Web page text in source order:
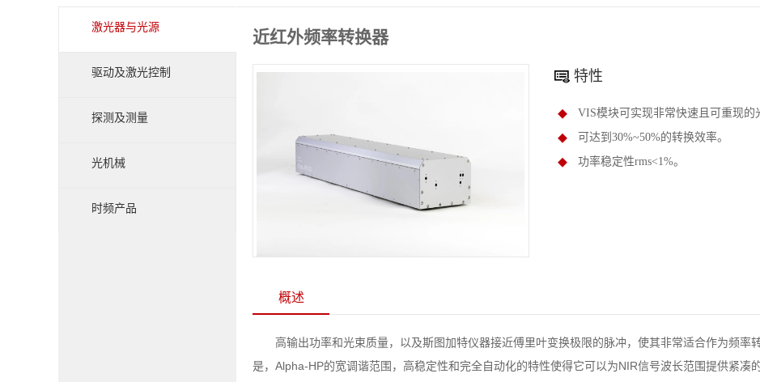
激光器与光源
驱动及激光控制
探测及测量
光机械
时频产品
近红外频率转换器
特性
VIS模块可实现非常快速且可重现的
可达到30%~50%的转换效率。
功率稳定性rms<1%。
概述
高输出功率和光束质量，以及斯图加特仪器接近傅里叶变换极限的脉冲，使其非常适合作为频率
是，Alpha-HP的宽调谐范围，高稳定性和完全自动化的特性使得它可以为NIR信号波长范围提供紧凑